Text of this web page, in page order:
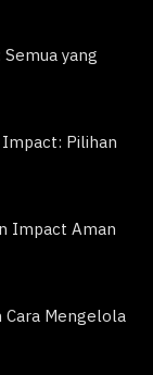
yang
Pilihan
Impact Aman
Cara Mengelola